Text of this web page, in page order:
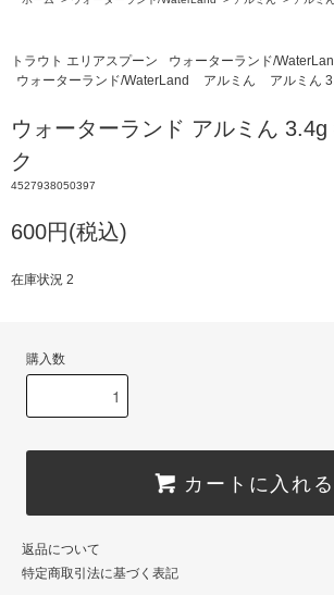
トラウト エリアスプーン ウォーターランド/
ウォーターランド/WaterLand
アルミん アルミん
ウォーターランド アルミん 3.4g
ク
4527938050397
600円(税込)
在庫状況 2
購入数
カートに入れる
返品について
特定商取引法に基づく表記